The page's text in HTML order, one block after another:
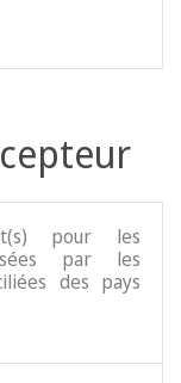
pour les
par les
des pays